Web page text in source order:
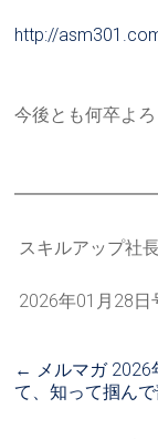
http://
今後とも何卒よろ
スキルアップ社
2026年01月28日
← メルマガ
て、知って掴んで